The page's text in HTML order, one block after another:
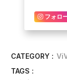
フォロ
CATEGORY :
TAGS :